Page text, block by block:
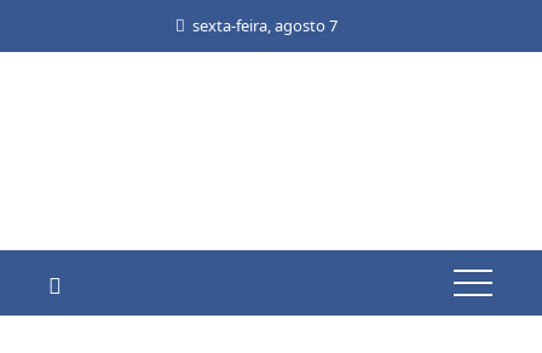
sexta-feira, agosto 7